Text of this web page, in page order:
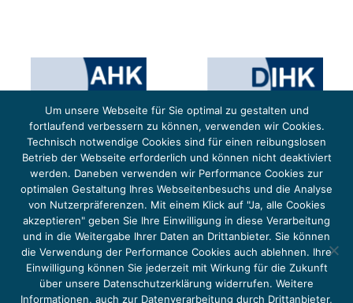
Das Projekt YOUNG ENERGY EUROPE wird gefördert durch die Europäische Klimaschutzinitiative (EUKI).
Die EUKI ist ein Förderinstrument des deutschen Bundesministeriums für Umwelt, Klimaschutz,
Naturschutz und nukleare Sicherheit (BMUKN). Übergeordnetes Ziel der EUKI ist eine Intensivierung des
grenzüberschreitenden Dialogs sowie des Wissens- und Erfahrungsaustauschs in der Europäischen Union,
um gemeinsam die Umsetzung des Paris Abkommens voranzutreiben.
Um unsere Webseite für Sie optimal zu gestalten und
fortlaufend verbessern zu können, verwenden wir Cookies.
Technisch notwendige Cookies sind für einen reibungslosen
Betrieb der Webseite erforderlich und können nicht deaktiviert
werden. Daneben verwenden wir Performance Cookies zur
optimalen Gestaltung Ihres Webseitenbesuchs und die Analyse
von Nutzerpräferenzen. Mit einem Klick auf "Ja, alle Cookies
akzeptieren" geben Sie Ihre Einwilligung in diese Verarbeitung
und in die Weitergabe Ihrer Daten an Drittanbieter. Sie können
die Verwendung der Performance Cookies auch ablehnen. Ihre
Einwilligung können Sie jederzeit mit Wirkung für die Zukunft
über unsere Datenschutzerklärung widerrufen. Weitere
Informationen, auch zur Datenverarbeitung durch Drittanbieter,